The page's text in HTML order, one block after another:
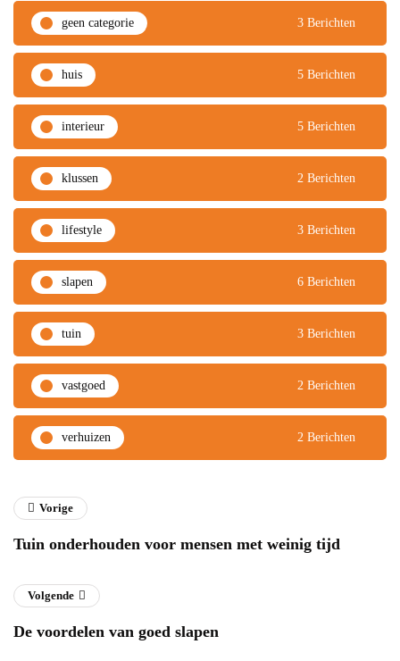
geen categorie 3 Berichten
huis 5 Berichten
interieur 5 Berichten
klussen 2 Berichten
lifestyle 3 Berichten
slapen 6 Berichten
tuin 3 Berichten
vastgoed 2 Berichten
verhuizen 2 Berichten
Vorige
Tuin onderhouden voor mensen met weinig tijd
Volgende
De voordelen van goed slapen